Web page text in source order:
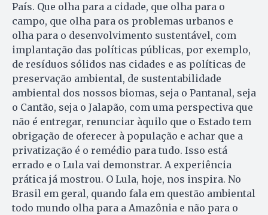
País. Que olha para a cidade, que olha para o
campo, que olha para os problemas urbanos e
olha para o desenvolvimento sustentável, com
implantação das políticas públicas, por exemplo,
de resíduos sólidos nas cidades e as políticas de
preservação ambiental, de sustentabilidade
ambiental dos nossos biomas, seja o Pantanal, seja
o Cantão, seja o Jalapão, com uma perspectiva que
não é entregar, renunciar àquilo que o Estado tem
obrigação de oferecer à população e achar que a
privatização é o remédio para tudo. Isso está
errado e o Lula vai demonstrar. A experiência
prática já mostrou. O Lula, hoje, nos inspira. No
Brasil em geral, quando fala em questão ambiental
todo mundo olha para a Amazônia e não para o